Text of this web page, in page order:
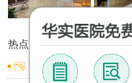
热点
推荐
附睾炎的原因是什么？